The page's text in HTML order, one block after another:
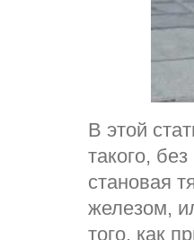
В этой
такого,
становая
железом,
того, как